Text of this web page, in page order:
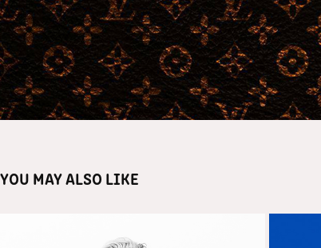
YOU MAY ALSO LIKE